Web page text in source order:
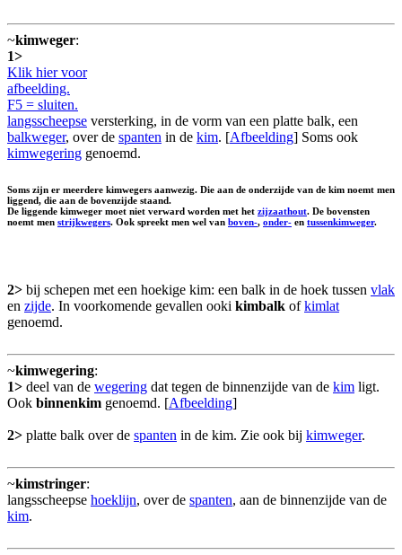
~kimweger:
1>
Klik hier voor
afbeelding.
F5 = sluiten.
langsscheepse versterking, in de vorm van een platte balk, een
balkweger, over de spanten in de kim. [Afbeelding] Soms ook
kimwegering genoemd.
Soms zijn er meerdere kimwegers aanwezig. Die aan de onderzijde van de kim noemt men
liggend, die aan de bovenzijde staand.
De liggende kimweger moet niet verward worden met het zijzaathout. De bovensten
noemt men strijkwegers. Ook spreekt men wel van boven-, onder- en tussenkimweger.
2> bij schepen met een hoekige kim: een balk in de hoek tussen vlak
en zijde. In voorkomende gevallen ooki kimbalk ofkimlat
genoemd.
~kimwegering:
1> deel van de wegering dat tegen de binnenzijde van de kim ligt.
Ook binnenkim genoemd. [Afbeelding]
2> platte balk over de spanten in de kim. Zie ook bij kimweger.
~kimstringer:
langsscheepse hoeklijn, over de spanten, aan de binnenzijde van de
kim.